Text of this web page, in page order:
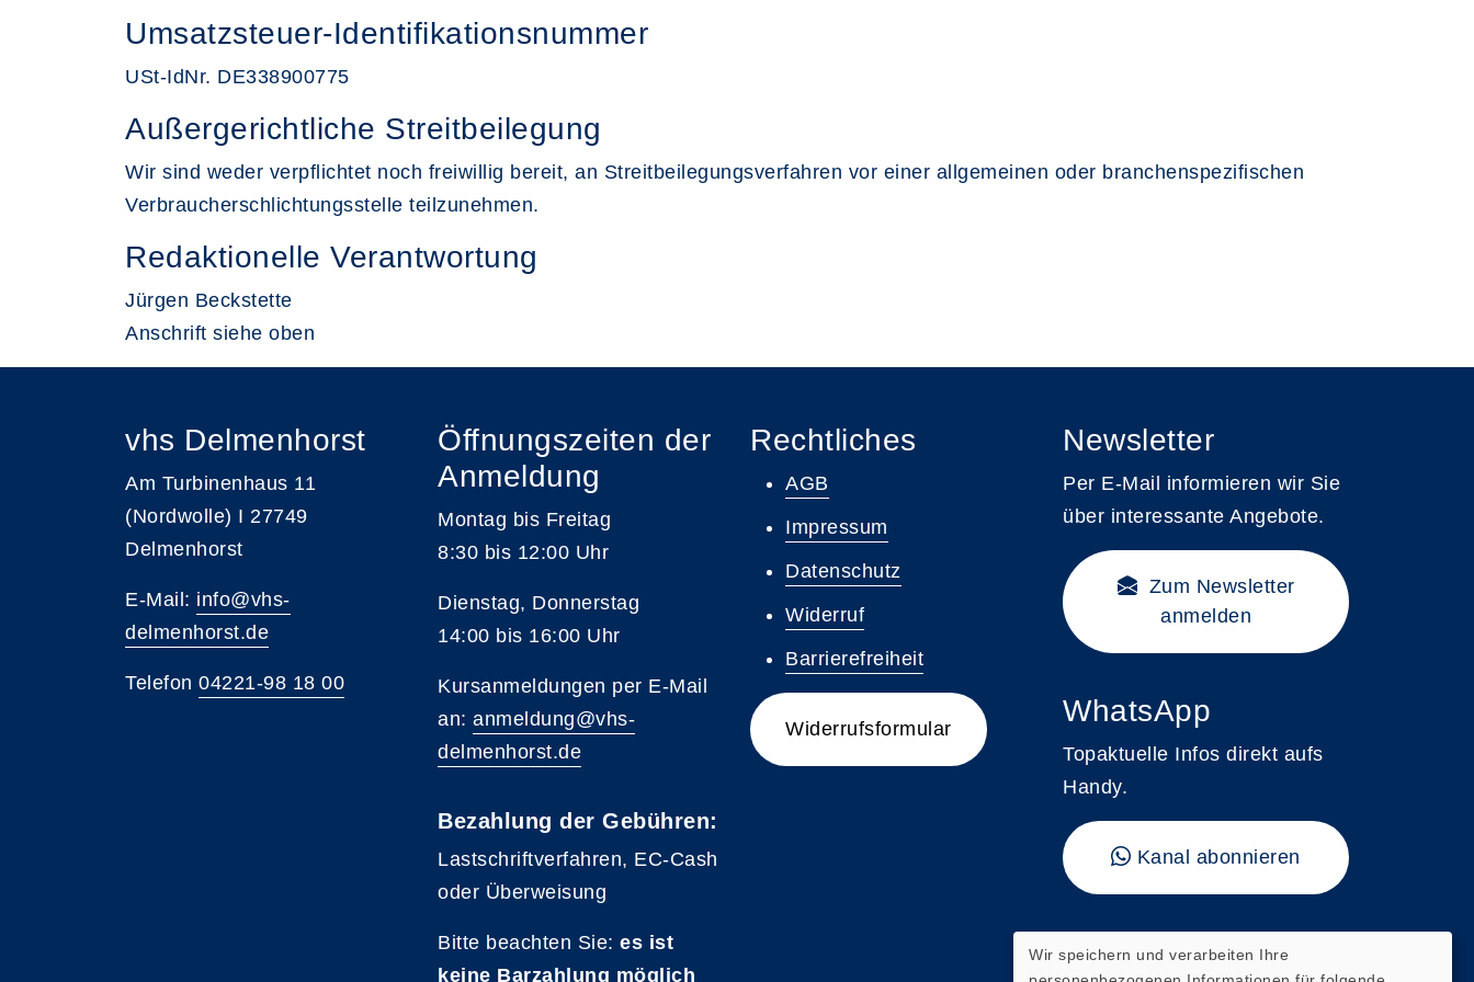
Umsatzsteuer-Identifikationsnummer
USt-IdNr. DE338900775
Außergerichtliche Streitbeilegung
Wir sind weder verpflichtet noch freiwillig bereit, an Streitbeilegungsverfahren vor einer allgemeinen oder branchenspezifischen
Verbraucherschlichtungsstelle teilzunehmen.
Redaktionelle Verantwortung
Jürgen Beckstette
Anschrift siehe oben
vhs Delmenhorst
Am Turbinenhaus 11
(Nordwolle) I 27749
Delmenhorst
E-Mail: info@vhs-
delmenhorst.de
Telefon 04221-98 18 00
Öffnungszeiten der
Anmeldung
Montag bis Freitag
8:30 bis 12:00 Uhr
Dienstag, Donnerstag
14:00 bis 16:00 Uhr
Kursanmeldungen per E-Mail
an: anmeldung@vhs-
delmenhorst.de
Bezahlung der Gebühren:
Lastschriftverfahren, EC-Cash
oder Überweisung
Bitte beachten Sie: es ist
keine Barzahlung möglich
Rechtliches
AGB
Impressum
Datenschutz
Widerruf
Barrierefreiheit
Widerrufsformular
Newsletter
Per E-Mail informieren wir Sie
über interessante Angebote.
Zum Newsletter
anmelden
WhatsApp
Topaktuelle Infos direkt aufs
Handy.
Kanal abonnieren
"vhs kompakt"
Wir speichern und verarbeiten Ihre